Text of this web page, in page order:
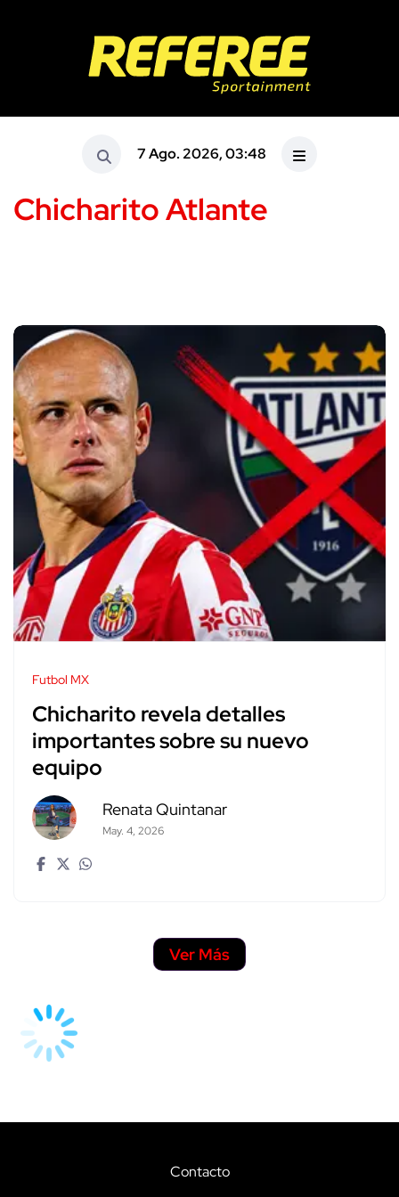
7 Ago. 2026, 03:48
Chicharito Atlante
Futbol MX
Chicharito revela detalles
importantes sobre su nuevo
equipo
Renata Quintanar
May. 4, 2026
Ver Más
Contacto